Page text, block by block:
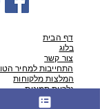
דף הבית
בלוג
צור קשר
התחייבות למחיר
המלצות מלקוחות
גלריית תמונות
מה הוילה מכילה